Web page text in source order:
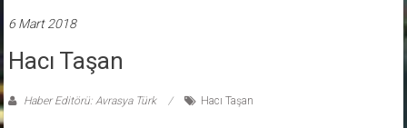
6 Mart 2018
Hacı Taşan
Haber Editörü: Avrasya Türk Hacı Taşan